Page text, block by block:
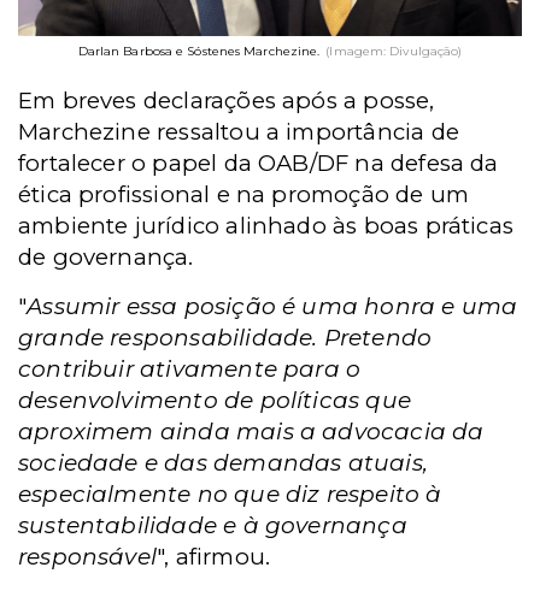
Darlan Barbosa e Sóstenes Marchezine. (Imagem: Divulgação)
Em breves declarações após a posse,
Marchezine ressaltou a importância de
fortalecer o papel da OAB/DF na defesa da
ética profissional e na promoção de um
ambiente jurídico alinhado às boas práticas
de governança.
"Assumir essa posição é uma honra e uma
grande responsabilidade. Pretendo
contribuir ativamente para o
desenvolvimento de políticas que
aproximem ainda mais a advocacia da
sociedade e das demandas atuais,
especialmente no que diz respeito à
sustentabilidade e à governança
responsável", afirmou.